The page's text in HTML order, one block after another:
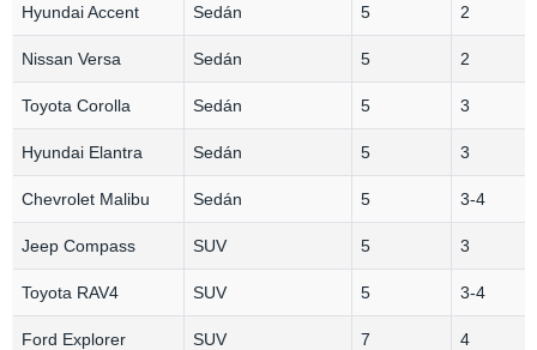
Hyundai Accent Sedán 5 2
Nissan Versa Sedán 5 2
Toyota Corolla Sedán 5 3
Hyundai Elantra Sedán 5 3
Chevrolet Malibu Sedán 5 3-4
Jeep Compass SUV 5 3
Toyota RAV4 SUV 5 3-4
Ford Explorer SUV 7 4